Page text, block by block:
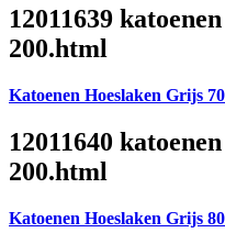
12011639
200.html
Katoenen Hoeslaken Grijs
12011640
200.html
Katoenen Hoeslaken Grijs